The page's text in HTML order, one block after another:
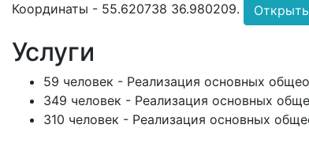
Координаты - 55.620738 36.980209.
Услуги
59 человек - Реализация основных
349 человек - Реализация основных
310 человек - Реализация основных